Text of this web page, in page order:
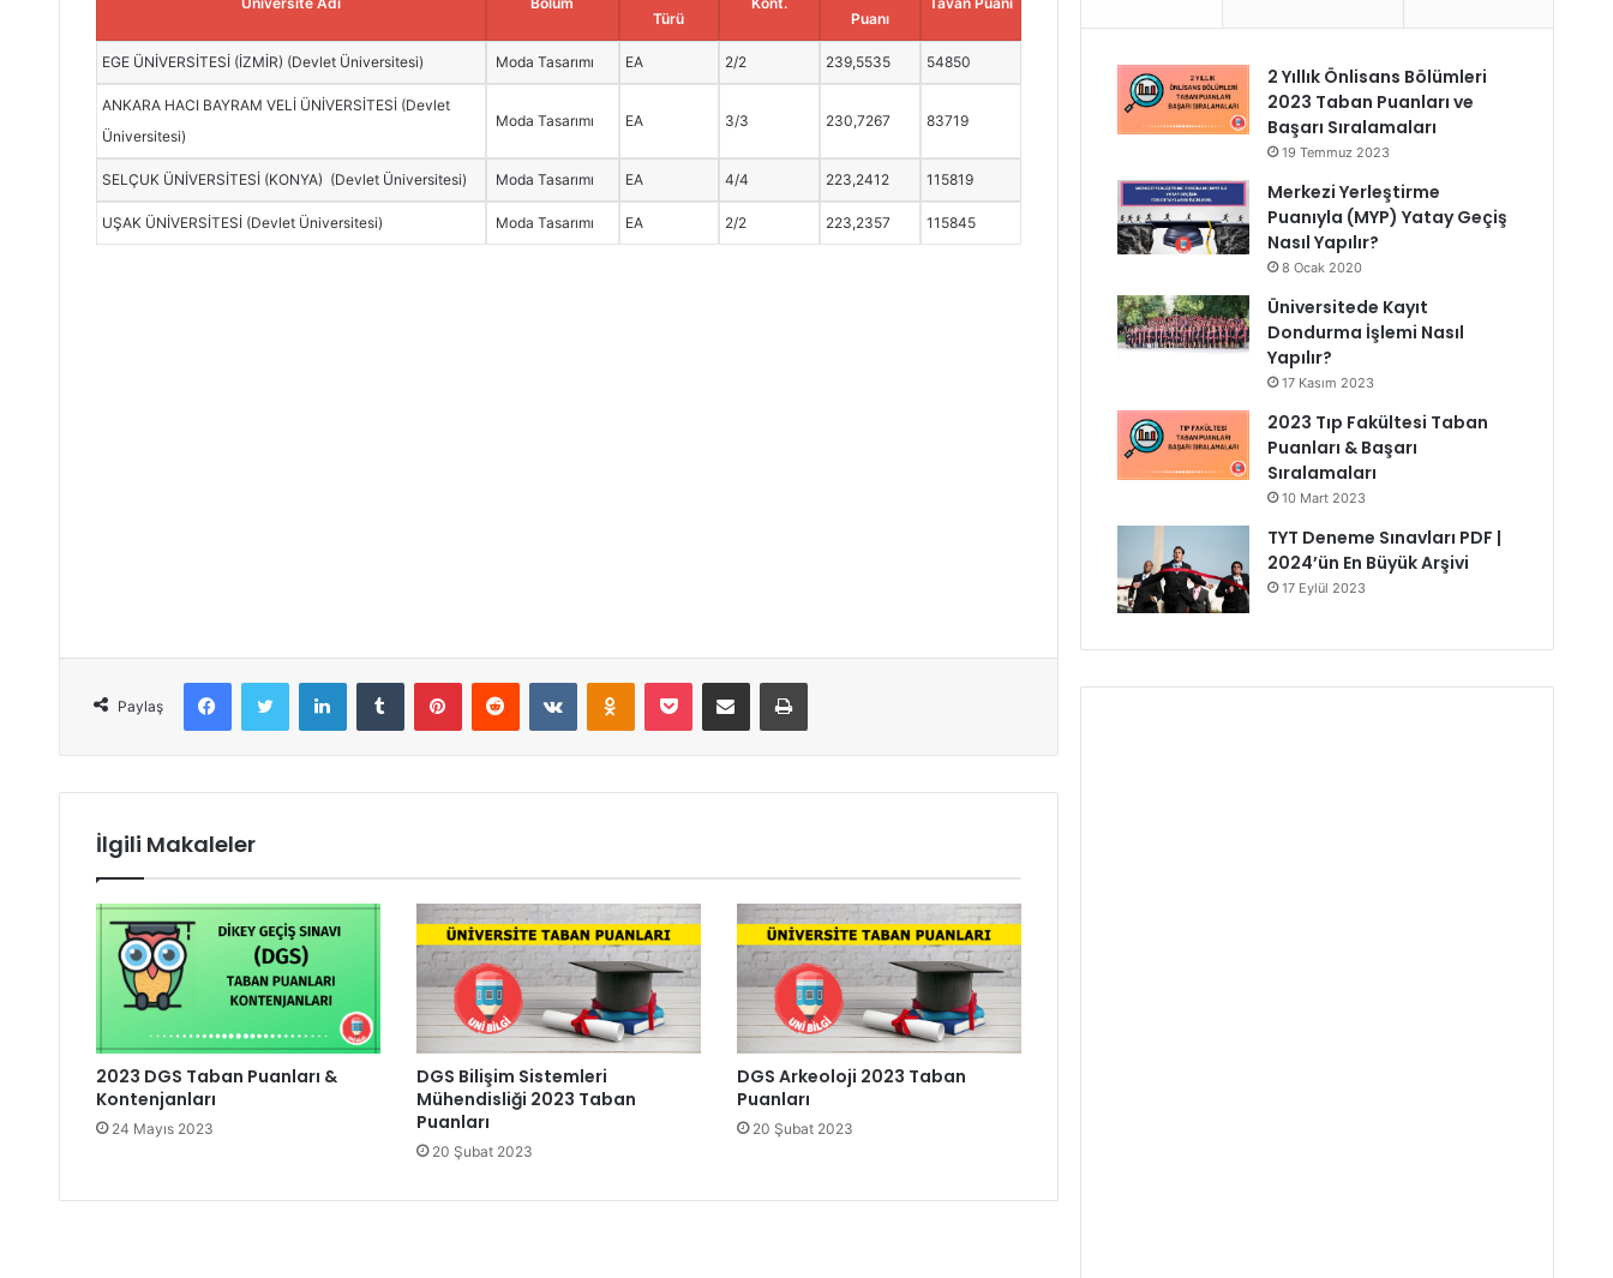
Türü
Puanı
EGE ÜNİVERSİTESİ (İZMİR) (Devlet Üniversitesi) Moda Tasarımı EA 2/2 239,5535 54850
ANKARA HACI BAYRAM VELİ ÜNİVERSİTESİ (Devlet
Üniversitesi)
Moda Tasarımı EA 3/3 230,7267 83719
SELÇUK ÜNİVERSİTESİ (KONYA) (Devlet Üniversitesi) Moda Tasarımı EA 4/4 223,2412 115819
UŞAK ÜNİVERSİTESİ (Devlet Üniversitesi) Moda Tasarımı EA 2/2 223,2357 115845
Paylaş
Facebook Twitter LinkedIn Tumblr Pinterest Reddit VKontakte Odnoklassniki Pocket E-Posta ile paylaş Yazdır
İlgili Makaleler
2023 DGS Taban Puanları &
Kontenjanları
24 Mayıs 2023
DGS Bilişim Sistemleri
Mühendisliği 2023 Taban
Puanları
20 Şubat 2023
DGS Arkeoloji 2023 Taban
Puanları
20 Şubat 2023
2 Yıllık Önlisans Bölümleri
2023 Taban Puanları ve
Başarı Sıralamaları
19 Temmuz 2023
Merkezi Yerleştirme
Puanıyla (MYP) Yatay Geçiş
Nasıl Yapılır?
8 Ocak 2020
Üniversitede Kayıt
Dondurma İşlemi Nasıl
Yapılır?
17 Kasım 2023
2023 Tıp Fakültesi Taban
Puanları & Başarı
Sıralamaları
10 Mart 2023
TYT Deneme Sınavları PDF |
2024’ün En Büyük Arşivi
17 Eylül 2023